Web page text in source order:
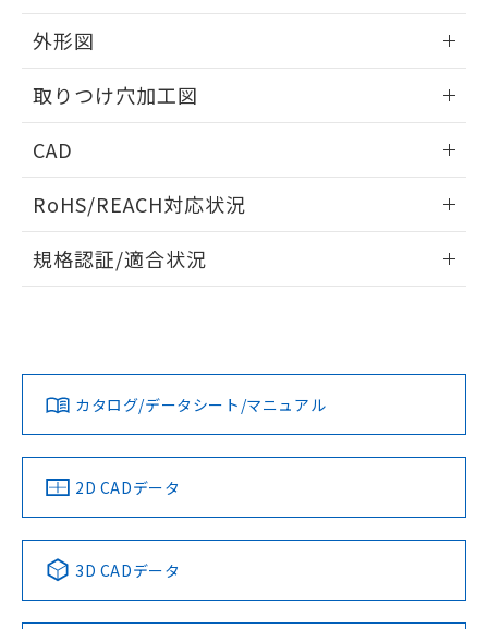
外形図
取りつけ穴加工図
CAD
ドすることができます。
ログイン/会員登録
ダウンロードデータをご利用いただく前に、以下を必ずお読
みください。
ソフトウェアの使用条件
RoHS/REACH対応状況
EU RoHS 注意事項・凡例
対応済み
中国 RoHS 注意事項・凡例
Pb Hg Cd Cr(VI)
規格認証/適合状況
LR型式承認
（イギリス
船舶規格）
DNV型式承認
（ノルウェー
BV型式承認
（フランス
KR型式
（韓国
No No No No
この製品の規格認証/適合状況ページへ
その他の認証はこちらのページからご検索ください
カタログ/データシート/マニュアル
2D CADデータ
3D CADデータ
品・サービスに関するお客様との取
をご了承ください。
※当社の共同利用者とは、
下記の非含有証明書をダウンロードするこ
とができます。
EU RoHS指令（10物質）の非含有証明書
51物質の非含有証明書（当社基準）
※本証明書は発行日時点で非含有を証明す
ものではありません。
また、RoHS指令のフタル酸エステル類４
物質の対応では、対応完了までの期間は出
欄に対応日を記載しておりました。
既に当社にて対応品への在庫切替を完了